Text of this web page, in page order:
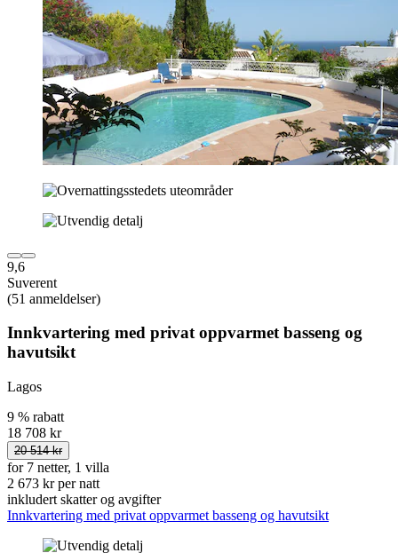
9,6
Suverent
(51 anmeldelser)
Innkvartering med privat oppvarmet basseng og
havutsikt
Lagos
9 % rabatt
18 708 kr
20 514 kr
for 7 netter, 1 villa
2 673 kr per natt
inkludert skatter og avgifter
Innkvartering med privat oppvarmet basseng og havutsikt